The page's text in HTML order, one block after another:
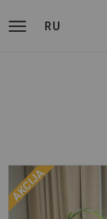
RU
AKCIJA